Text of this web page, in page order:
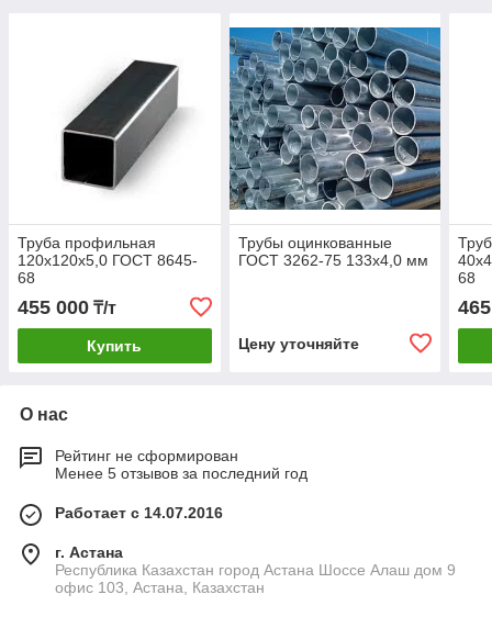
Труба профильная
120х120х5,0 ГОСТ 8645-
68
455 000 ₸/т
Купить
Трубы оцинкованные
ГОСТ 3262-75 133х4,0 мм
Цену уточняйте
68
О нас
Рейтинг не сформирован
Менее 5 отзывов за последний год
Работает с 14.07.2016
г. Астана
Республика Казахстан город Астана Шоссе Алаш дом 9
офис 103, Астана, Казахстан